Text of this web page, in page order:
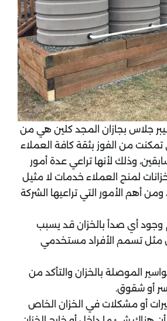
جلاس بجازان المجد كلين هي من
تمكنت من الفوز بثقة كافة العملاء
وذلك لأنها تراعي عدة أمور
لمنح العملاء خدمات لا مثيل
أهم الأمور التي تراعيها الشركة
وجود أي صدأ بالخزان قد يسبب
مثل تسمم الأفراد مستخدمي
الموصلة بالخزان والتأكد من
أو شقوق.
أو مشكلات في الخزان الخاص